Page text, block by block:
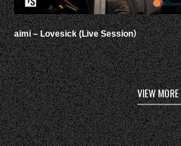
aimi – Lovesick (Live Session）
VIEW MORE